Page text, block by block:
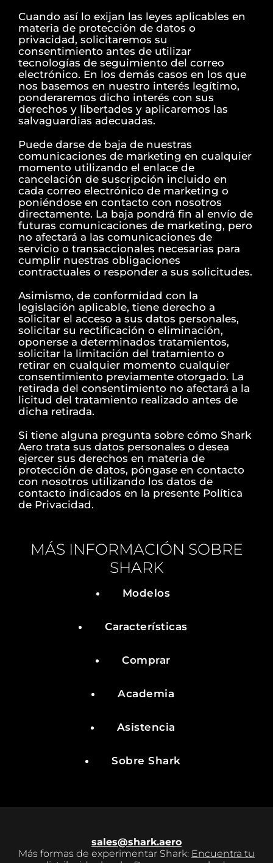
Cuando así lo exijan las leyes aplicables en
materia de protección de datos o
privacidad, solicitaremos su
consentimiento antes de utilizar
tecnologías de seguimiento del correo
electrónico. En los demás casos en los que
nos basemos en nuestro interés legítimo,
ponderaremos dicho interés con sus
derechos y libertades y aplicaremos las
salvaguardias adecuadas.
Puede darse de baja de nuestras
comunicaciones de marketing en cualquier
momento utilizando el enlace de
cancelación de suscripción incluido en
cada correo electrónico de marketing o
poniéndose en contacto con nosotros
directamente. La baja pondrá fin al envío de
futuras comunicaciones de marketing, pero
no afectará a las comunicaciones de
servicio o transaccionales necesarias para
cumplir nuestras obligaciones
contractuales o responder a sus solicitudes.
Asimismo, de conformidad con la
legislación aplicable, tiene derecho a
solicitar el acceso a sus datos personales,
solicitar su rectificación o eliminación,
oponerse a determinados tratamientos,
solicitar la limitación del tratamiento o
retirar en cualquier momento cualquier
consentimiento previamente otorgado. La
retirada del consentimiento no afectará a la
licitud del tratamiento realizado antes de
dicha retirada.
Si tiene alguna pregunta sobre cómo Shark
Aero trata sus datos personales o desea
ejercer sus derechos en materia de
protección de datos, póngase en contacto
con nosotros utilizando los datos de
contacto indicados en la presente Política
de Privacidad.
MÁS INFORMACIÓN SOBRE
SHARK
Modelos
Características
Comprar
Academia
Asistencia
Sobre Shark
sales@shark.aero
Más formas de experimentar Shark: Encuentra tu